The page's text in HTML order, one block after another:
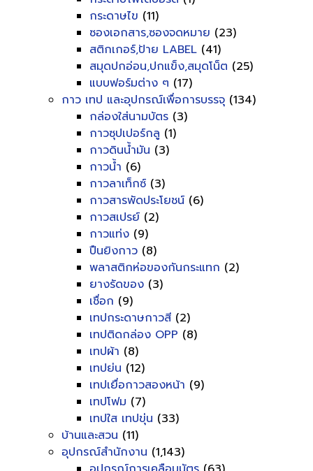
กระดาษไข (11)
ซองเอกสาร,ซองจดหมาย (23)
สติกเกอร์,ป้าย LABEL (41)
สมุดปกอ่อน,ปกแข็ง,สมุดโน็ต (25)
แบบฟอร์มต่าง ๆ (17)
กาว เทป และอุปกรณ์เพื่อการบรรจุ (134)
กล่องใส่นามบัตร (3)
กาวซุปเปอร์กลู (1)
กาวดินน้ำมัน (3)
กาวน้ำ (6)
กาวลาเท็กซ์ (3)
กาวสารพัดประโยชน์ (6)
กาวสเปรย์ (2)
กาวแท่ง (9)
ปืนยิงกาว (8)
พลาสติกห่อของกันกระแทก (2)
ยางรัดของ (3)
เชื่อก (9)
เทปกระดาษกาวสี (2)
เทปติดกล่อง OPP (8)
เทปผ้า (8)
เทปย่น (12)
เทปเยื่อกาวสองหน้า (9)
เทปโฟม (7)
เทปใส เทปขุ่น (33)
บ้านและสวน (11)
อุปกรณ์สำนักงาน (1,143)